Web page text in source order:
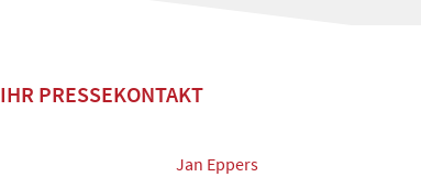
IHR PRESSEKONTAKT
Jan Eppers